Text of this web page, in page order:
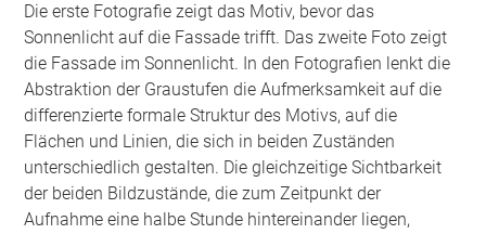
Die erste Fotografie zeigt das Motiv, bevor das
Sonnenlicht auf die Fassade trifft. Das zweite Foto zeigt
die Fassade im Sonnenlicht. In den Fotografien lenkt die
Abstraktion der Graustufen die Aufmerksamkeit auf die
differenzierte formale Struktur des Motivs, auf die
Flächen und Linien, die sich in beiden Zuständen
unterschiedlich gestalten. Die gleichzeitige Sichtbarkeit
der beiden Bildzustände, die zum Zeitpunkt der
Aufnahme eine halbe Stunde hintereinander liegen,